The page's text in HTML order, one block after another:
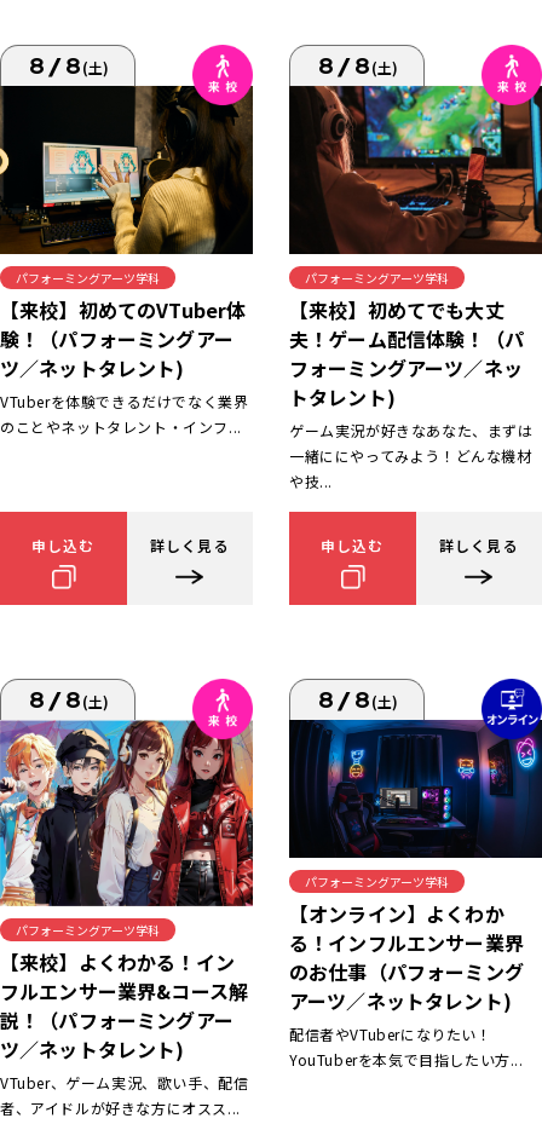
8/8(土)
パフォーミングアーツ学科
【来校】初めてのVTuber体
験！（パフォーミングアー
ツ／ネットタレント)
VTuberを体験できるだけでなく業界
のことやネットタレント・インフ...
申し込む 詳しく見る
8/8(土)
パフォーミングアーツ学科
【来校】初めてでも大丈
夫！ゲーム配信体験！（パ
フォーミングアーツ／ネッ
トタレント)
ゲーム実況が好きなあなた、まずは
一緒ににやってみよう！どんな機材
や技...
申し込む 詳しく見る
8/8(土)
パフォーミングアーツ学科
【来校】よくわかる！イン
フルエンサー業界&コース解
説！（パフォーミングアー
ツ／ネットタレント)
VTuber、ゲーム実況、歌い手、配信
者、アイドルが好きな方にオスス...
8/8(土)
パフォーミングアーツ学科
【オンライン】よくわか
る！インフルエンサー業界
のお仕事（パフォーミング
アーツ／ネットタレント)
配信者やVTuberになりたい！
YouTuberを本気で目指したい方...